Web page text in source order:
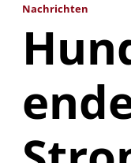
Nachrichten